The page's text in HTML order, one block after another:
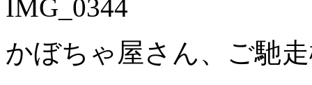
かぼちゃ屋さん、ご馳